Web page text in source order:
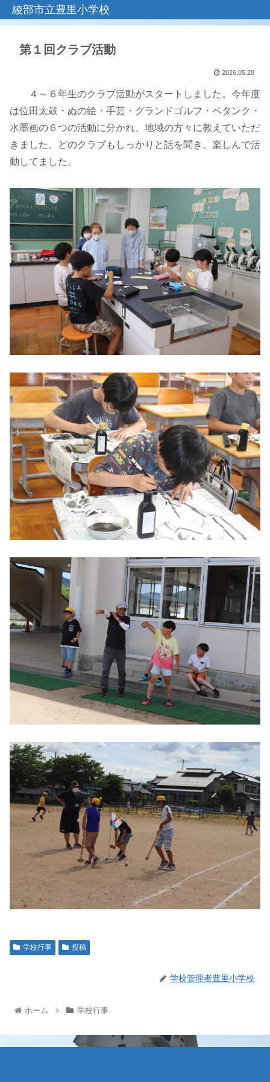
綾部市立豊里小学校
第１回クラブ活動
2026.05.28
４～６年生のクラブ活動がスタートしました。今年度
は位田太鼓・ぬの絵・手芸・グランドゴルフ・ペタンク・
水墨画の６つの活動に分かれ、地域の方々に教えていただ
きました。どのクラブもしっかりと話を聞き、楽しんで活
動してました。
学校行事 投稿
学校管理者豊里小学校
ホーム 学校行事